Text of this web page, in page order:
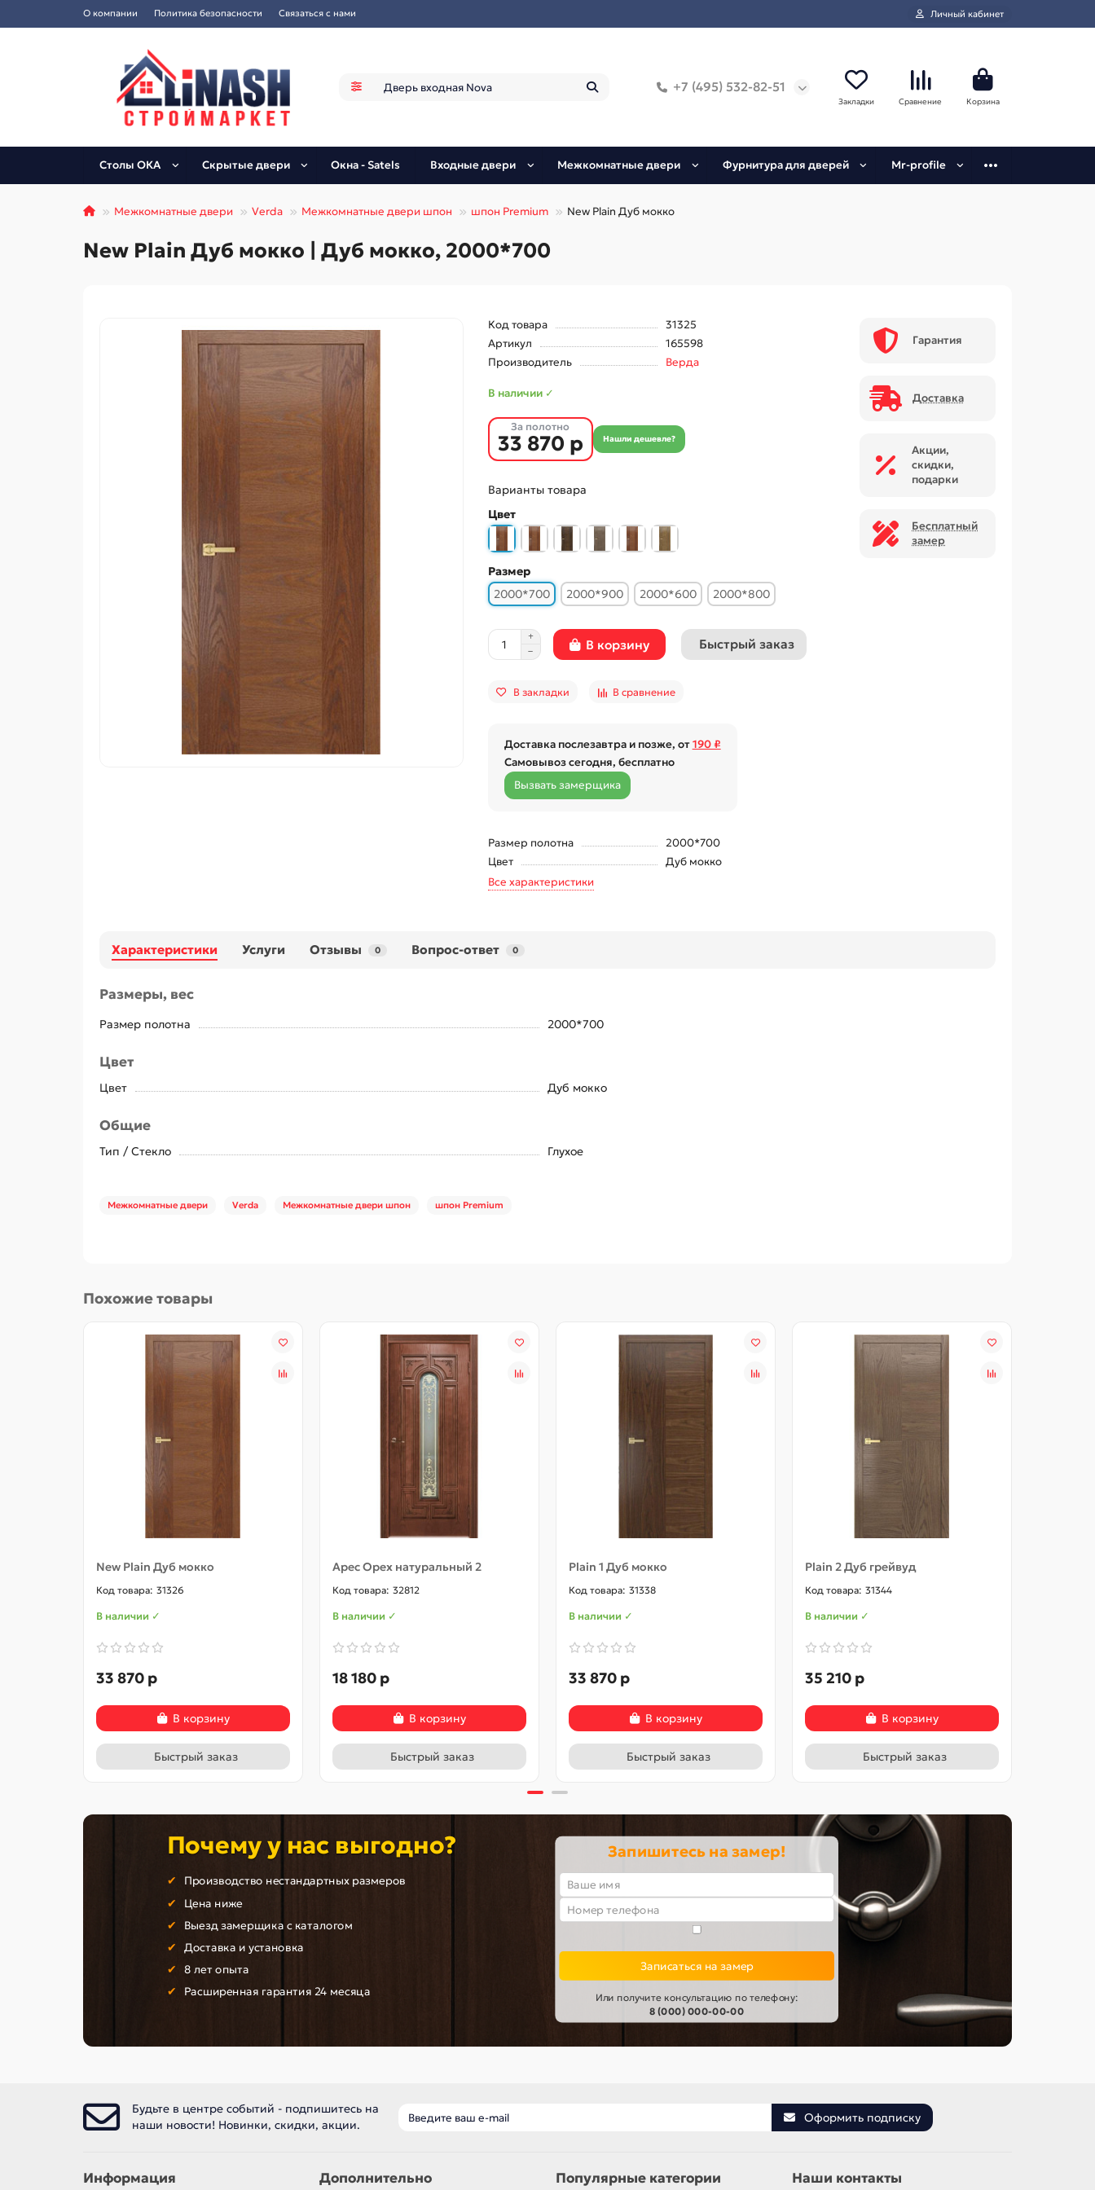
О компании Политика безопасности Связаться с нами Личный кабинет
+7 (495) 532-82-51
Закладки Сравнение Корзина
Столы ОКА Скрытые двери Окна - Satels Входные двери Межкомнатные двери Фурнитура для дверей Mr-profile
Межкомнатные двери Verda Межкомнатные двери шпон шпон Premium New Plain Дуб мокко
New Plain Дуб мокко | Дуб мокко, 2000*700
Код товара
31325
Артикул
165598
Производитель
Верда
В наличии ✓
За полотно
33 870 р Нашли дешевле?
Варианты товара
Цвет
Размер
2000*700
2000*900 2000*600 2000*800
В корзину Быстрый заказ
В закладки В сравнение
Доставка послезавтра и позже, от190 ₽
Самовывоз сегодня, бесплатно
Вызвать замерщика
Размер полотна
2000*700
Цвет
Дуб мокко
Все характеристики
Гарантия
Доставка
Акции,
скидки,
подарки
Бесплатный
замер
Характеристики Услуги Отзывы 0 Вопрос-ответ 0
Размеры, вес
Размер полотна 2000*700
Цвет
Цвет Дуб мокко
Общие
Тип / Стекло Глухое
Межкомнатные двери Verda Межкомнатные двери шпон шпон Premium
Похожие товары
New Plain Дуб мокко
31326
В наличии ✓
33 870 р
В корзину
Быстрый заказ
Арес Орех натуральный 2
32812
В наличии ✓
18 180 р
В корзину
Быстрый заказ
Plain 1 Дуб мокко
31338
В наличии ✓
33 870 р
В корзину
Быстрый заказ
Plain 2 Дуб грейвуд
31344
В наличии ✓
35 210 р
В корзину
Быстрый заказ
Почему у нас выгодно?
Производство нестандартных размеров
Цена ниже
Выезд замерщика с каталогом
Доставка и установка
8 лет опыта
Расширенная гарантия 24 месяца
Запишитесь на замер!
Записаться на замер
Или получите консультацию по телефону:
8 (000) 000-00-00
Будьте в центре событий - подпишитесь на
наши новости! Новинки, скидки, акции.
Оформить подписку
Информация Дополнительно Популярные категории Наши контакты